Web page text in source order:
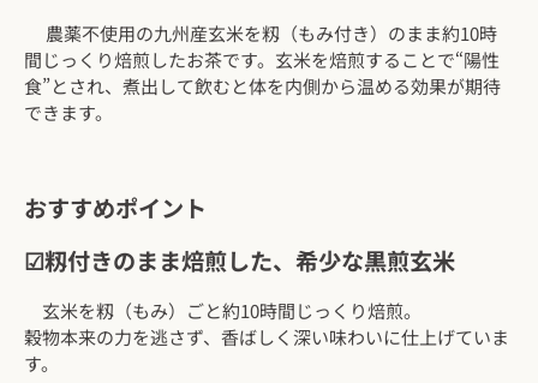
農薬不使用の九州産玄米を籾（もみ付き）のまま約10時
間じっくり焙煎したお茶です。玄米を焙煎することで“陽性
食”とされ、煮出して飲むと体を内側から温める効果が期待
できます。
おすすめポイント
☑籾付きのまま焙煎した、希少な黒煎玄米
玄米を籾（もみ）ごと約10時間じっくり焙煎。
穀物本来の力を逃さず、香ばしく深い味わいに仕上げていま
す。